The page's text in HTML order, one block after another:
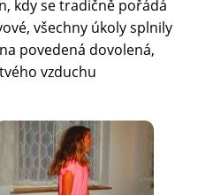
kdy se tradičně pořádá
všechny úkoly splnily
povedená dovolená,
vzduchu